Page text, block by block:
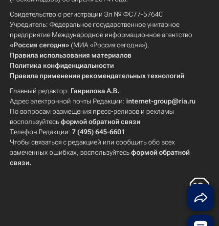
Свидетельство о регистрации Эл № ФС77-57640
Учредитель: Федеральное государственное унитарное
предприятие Международное информационное агентство
«Россия сегодня» (МИА «Россия сегодня»).
Правила использования материалов
Политика конфиденциальности
Правила применения рекомендательных технологий
Главный редактор: Гаврилова А.В.
Адрес электронной почты Редакции: internet-group@ria.ru
По вопросам размещения пресс-релизов и рекламы
воспользуйтесьформой обратной связи
Телефон Редакции: 7 (495) 645-6601
Чтобы связаться с редакцией или сообщить обо всех
замеченных ошибках, воспользуйтесьформой обратной
связи.